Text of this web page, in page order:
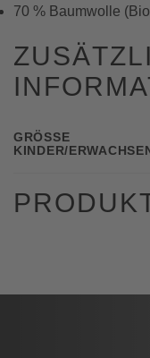
70 % Baumwolle
GRÖSSE K
INDER/